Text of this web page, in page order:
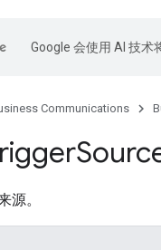
Google 会使用 AI 技术
Communications
源。